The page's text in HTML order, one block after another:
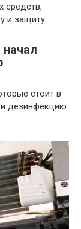
средств,
и защиту.
начал
стоит в
и дезинфекцию